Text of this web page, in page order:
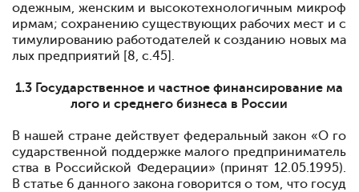
одежным, женским и высокотехнологичным микроф
ирмам; сохранению существующих рабочих мест и с
тимулированию работодателей к созданию новых ма
лых предприятий [8, с.45].
1.3 Государственное и частное финансирование ма
лого и среднего бизнеса в России
В нашей стране действует федеральный закон «О го
сударственной поддержке малого предприниматель
ства в Российской Федерации» (принят 12.05.1995).
В статье 6 данного закона говорится о том, что госуд